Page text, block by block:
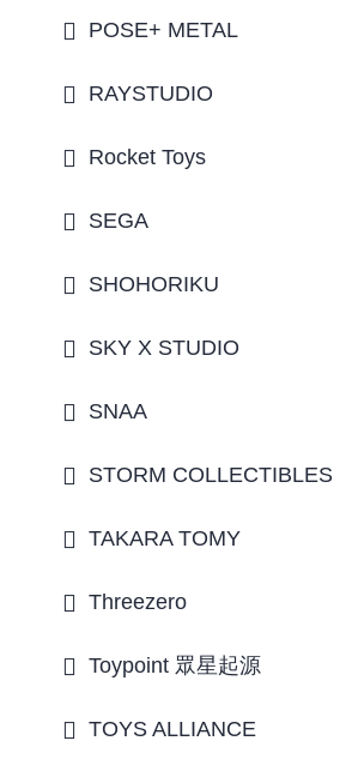
POSE+ METAL
RAYSTUDIO
Rocket Toys
SEGA
SHOHORIKU
SKY X STUDIO
SNAA
STORM COLLECTIBLES
TAKARA TOMY
Threezero
Toypoint 眾星起源
TOYS ALLIANCE